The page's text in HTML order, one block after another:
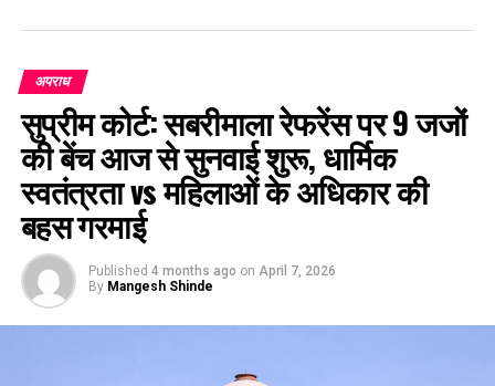
अपराध
सुप्रीम कोर्ट: सबरीमाला रेफरेंस पर 9 जजों
की बेंच आज से सुनवाई शुरू, धार्मिक
स्वतंत्रता vs महिलाओं के अधिकार की
बहस गरमाई
Published 4 months ago on April 7, 2026
By Mangesh Shinde